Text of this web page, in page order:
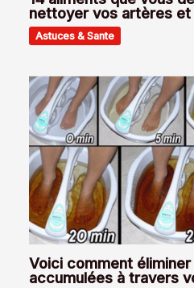
nettoyer vos artères et
Astuces & Sante
Voici comment
accumulées à travers